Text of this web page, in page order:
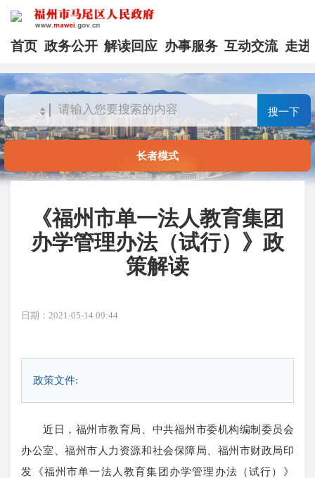
首页 政务公开 解读回应 办事服务 互动交流 走进
搜一下
长者模式
《福州市单一法人教育集团
办学管理办法（试行）》政
策解读
日期：2021-05-14 09:44
政策文件:
近日，福州市教育局、中共福州市委机构编制委员会
办公室、福州市人力资源和社会保障局、福州市财政局印
发《福州市单一法人教育集团办学管理办法（试行）》